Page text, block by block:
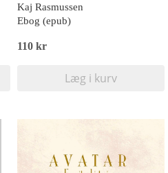
Kaj Rasmussen
Ebog (epub)
110 kr
Læg i kurv